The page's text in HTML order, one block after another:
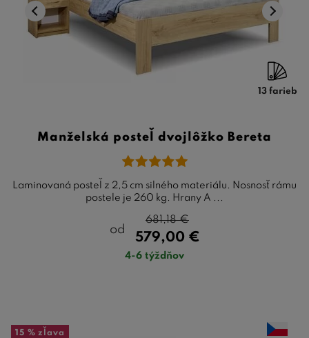
13 farieb
Manželská posteľ dvojlôžko Bereta
Laminovaná posteľ z 2,5 cm silného materiálu. Nosnosť rámu
postele je 260 kg. Hrany A ...
od
579,00 €
681,18€
4-6 týždňov
15 % zľava